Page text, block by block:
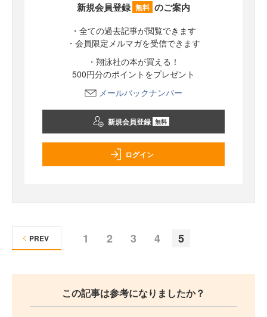
新規会員登録 無料 のご案内
・全ての過去記事が閲覧できます
・会員限定メルマガを受信できます
・翔泳社の本が買える！
500円分のポイントをプレゼント
メールバックナンバー
新規会員登録 無料
ログイン
1 2 3 4 5
PREV
この記事は参考になりましたか？